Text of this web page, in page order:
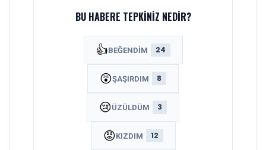
BU HABERE TEPKINIZ NEDIR?
👍BEĞENDIM 24
😲ŞAŞIRDIM 8
😢ÜZÜLDÜM 3
😡KIZDIM 12